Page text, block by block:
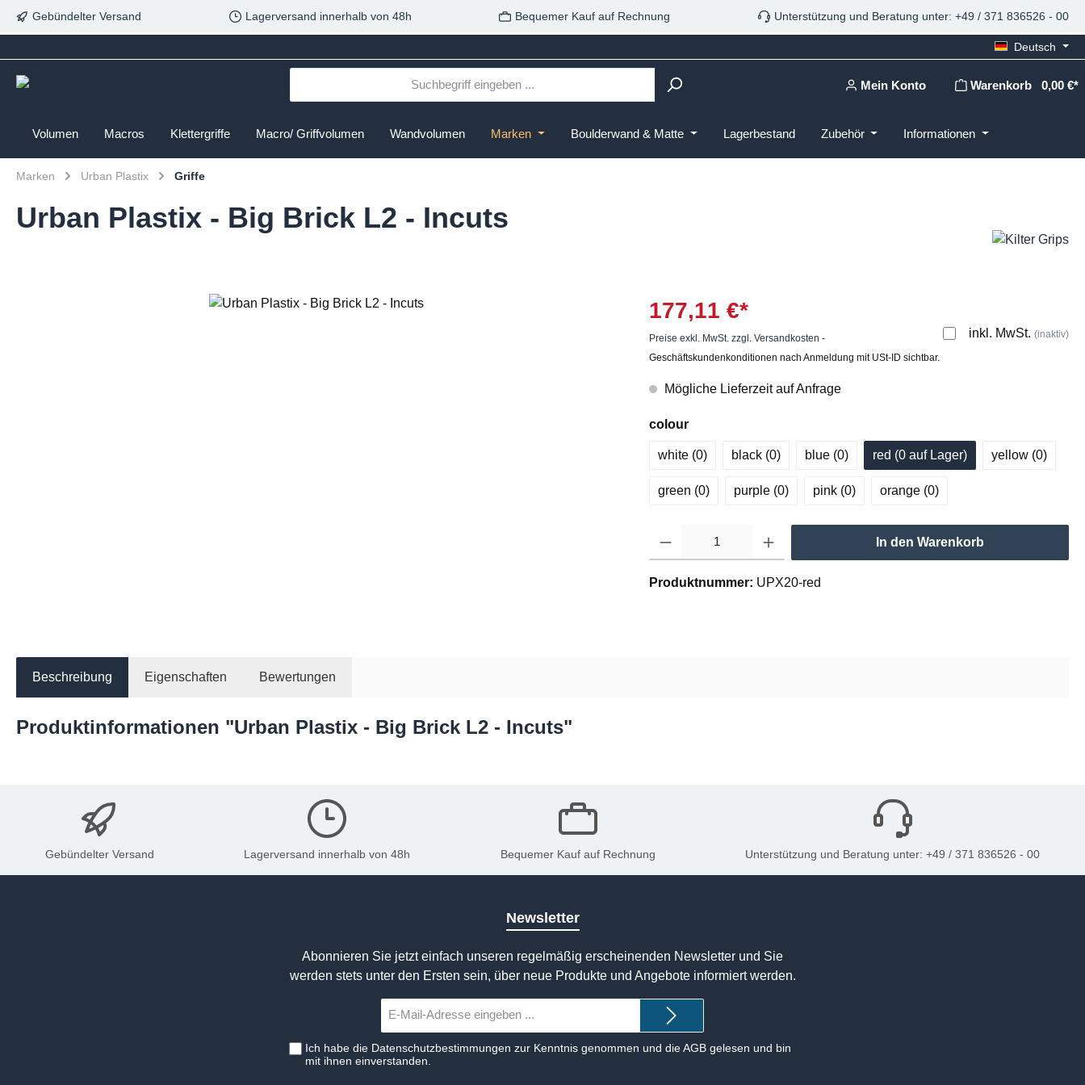
Gebündelter Versand Lagerversand innerhalb von 48h Bequemer Kauf auf Rechnung Unterstützung und Beratung unter: +49 / 371 836526 - 00
Deutsch
Mein Konto Warenkorb 0,00 €*
Volumen Macros Klettergriffe Macro/ Griffvolumen Wandvolumen Marken Boulderwand & Matte Lagerbestand Zubehör Informationen
Marken Urban Plastix Griffe
Urban Plastix - Big Brick L2 - Incuts
177,11 €*
inkl. MwSt. (inaktiv)
Preise exkl. MwSt. zzgl. Versandkosten -
Geschäftskundenkonditionen nach Anmeldung mit USt-ID sichtbar.
Mögliche Lieferzeit auf Anfrage
colour
white (0) black (0) blue (0) red (0 auf Lager) yellow (0)
green (0) purple (0) pink (0) orange (0)
In den Warenkorb
Produktnummer: UPX20-red
Beschreibung Eigenschaften Bewertungen
Produktinformationen "Urban Plastix - Big Brick L2 - Incuts"
Gebündelter Versand Lagerversand innerhalb von 48h Bequemer Kauf auf Rechnung Unterstützung und Beratung unter: +49 / 371 836526 - 00
Newsletter
Abonnieren Sie jetzt einfach unseren regelmäßig erscheinenden Newsletter und Sie
werden stets unter den Ersten sein, über neue Produkte und Angebote informiert werden.
Mail-
Adresse*
Ich habe die Datenschutzbestimmungen zur Kenntnis genommen und dieAGB gelesen und bin
mit ihnen einverstanden.